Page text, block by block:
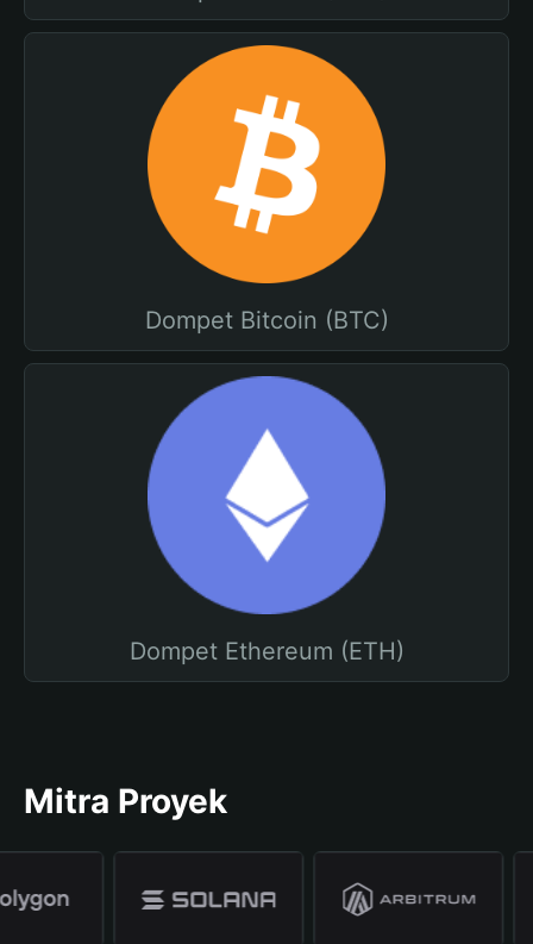
Dompet Bitcoin (BTC)
Dompet Ethereum (ETH)
Mitra Proyek